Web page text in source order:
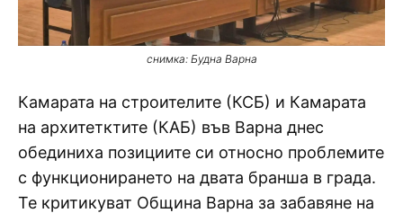
снимка: Будна Варна
Камарата на строителите (КСБ) и Камарата
на архитетктите (КАБ) във Варна днес
обединиха позициите си относно проблемите
с функционирането на двата бранша в града.
Те критикуват Община Варна за забавяне на